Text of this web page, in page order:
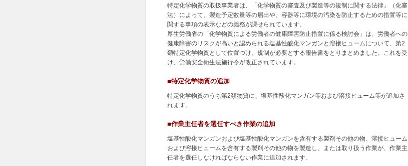
特定化学物質の取扱事業者は、「化学物質の審査及び製造等の規制に関する法律」（化審
法）によって、製造予定数量等の届出や、容器等に環境の汚染を防止するための措置等に
関する事項の表示などの義務が課せられています。
厚生労働省の「化学物質による労働者の健康障害防止措置に係る検討会」は、労働者への
健康障害のリスクが高いと認められる塩基性酸化マンガンと溶接ヒュームについて、第2
類特定化学物質として位置づけ、規制が必要とする報告書をとりまとめました。これを受
け、労働安全衛生法施行令が改正されています。
■特定化学物質の追加
特定化学物質のうち第2類物質に、塩基性酸化マンガン等および溶接ヒューム等が追加さ
れます。
■作業主任者を選任すべき作業の追加
塩基性酸化マンガンおよび塩基性酸化マンガンを含有する製剤その他の物、溶接ヒューム
および溶接ヒュームを含有する製剤その他の物を製造し、または取り扱う作業が、作業主
任者を選任しなければならない作業に追加されます。